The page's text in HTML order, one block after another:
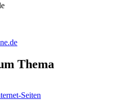
Thema
Seiten